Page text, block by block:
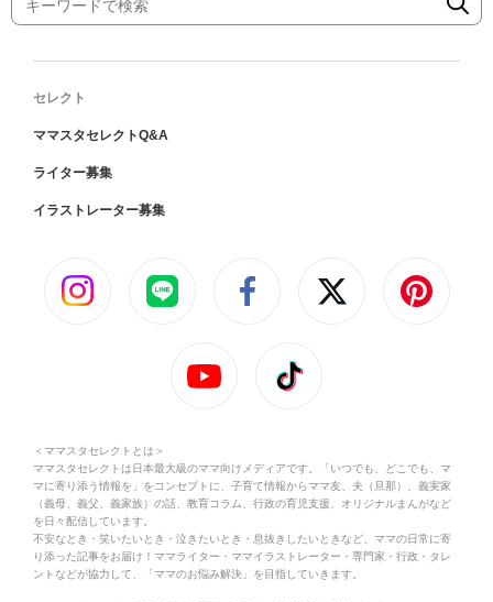
セレクト
ママスタセレクトQ&A
ライター募集
イラストレーター募集
＜ママスタセレクトとは＞
ママスタセレクトは日本最大級のママ向けメディアです。「いつでも、どこでも、マ
マに寄り添う情報を」をコンセプトに、子育て情報からママ友、夫（旦那）、義実家
（義母、義父、義家族）の話、教育コラム、行政の育児支援、オリジナルまんがなど
を日々配信しています。
不安なとき・笑いたいとき・泣きたいとき・息抜きしたいときなど、ママの日常に寄
り添った記事をお届け！ママライター・ママイラストレーター・専門家・行政・タレ
ントなどが協力して、「ママのお悩み解決」を目指していきます。